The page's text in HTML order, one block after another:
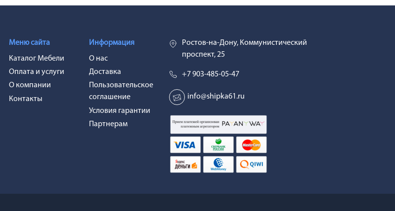
Меню сайта
Каталог Мебели
Оплата и услуги
О компании
Контакты
Информация
О нас
Доставка
Пользовательское
соглашение
Условия гарантии
Партнерам
Ростов-на-Дону, Коммунистический
проспект, 25
+7 903-485-05-47
info@shipka61.ru